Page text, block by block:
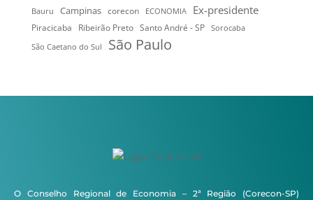
Bauru Campinas corecon ECONOMIA Ex-presidente
Piracicaba Ribeirão Preto Santo André - SP
Sorocaba
São Caetano do Sul
São Paulo
O Conselho Regional de Economia – 2ª Região (Corecon-SP)